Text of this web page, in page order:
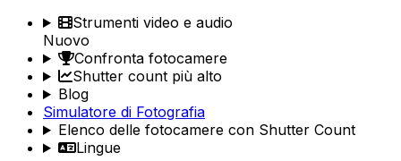
Strumenti video e audio
Nuovo
Confronta fotocamere
Shutter count più alto
Blog
Simulatore di Fotografia
Elenco delle fotocamere con Shutter Count
Lingue